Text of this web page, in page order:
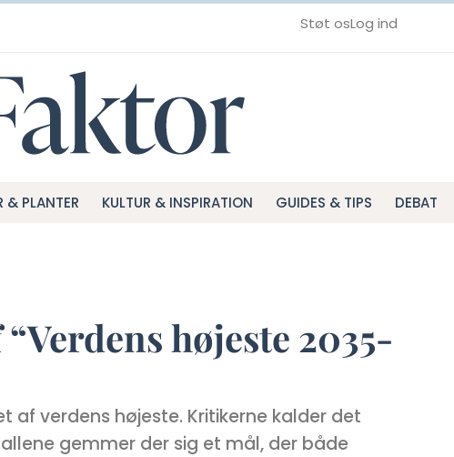
Støt osLog ind
& PLANTER KULTUR & INSPIRATION GUIDES & TIPS DEBAT
højeste 2035-
af verdens højeste. Kritikerne kalder det
gemmer der sig et mål, der både